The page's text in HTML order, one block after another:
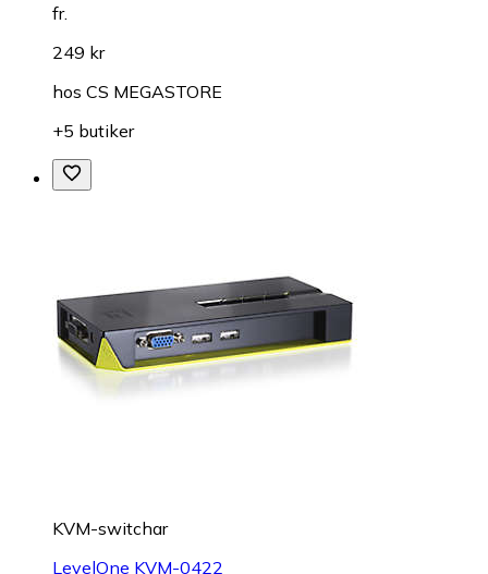
fr.
249 kr
hos CS MEGASTORE
+5 butiker
KVM-switchar
LevelOne KVM-0422